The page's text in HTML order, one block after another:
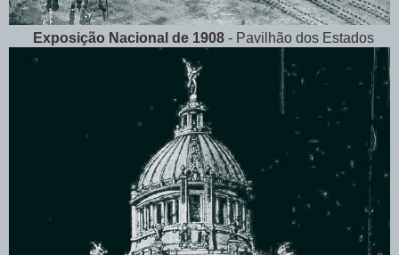
Exposição Nacional de 1908 - Pavilhão dos Estados